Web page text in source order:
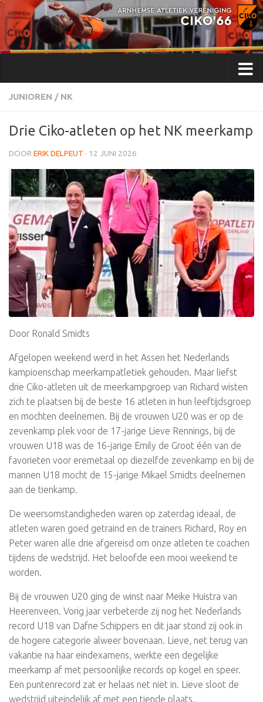
Doorgaan naar inhoud
JUNIOREN / NK
Drie Ciko-atleten op het NK meerkamp
DOOR ERIK DELPEUT · 12 JUNI 2026
Door Ronald Smidts
Afgelopen weekend werd in het Assen het Nederlands
kampioenschap meerkampatletiek gehouden. Maar liefst
drie Ciko-atleten uit de meerkampgroep van Richard wisten
zich te plaatsen bij de beste 16 atleten in hun leeftijdsgroep
en mochten deelnemen. Bij de vrouwen U20 was er op de
zevenkamp plek voor de 17-jarige Lieve Rennings, bij de
vrouwen U18 was de 16-jarige Emily de Groot één van de
favorieten voor eremetaal op diezelfde zevenkamp en bij de
mannen U18 mocht de 15-jarige Mikael Smidts deelnemen
aan de tienkamp.
De weersomstandigheden waren op zaterdag ideaal, de
atleten waren goed getraind en de trainers Richard, Roy en
Peter waren alle drie afgereisd om onze atleten te coachen
tijdens de wedstrijd. Het beloofde een mooi weekend te
worden.
Bij de vrouwen U20 ging de winst naar Meike Huistra van
Heerenveen. Vorig jaar verbeterde zij nog het Nederlands
record U18 van Dafne Schippers en dit jaar stond zij ook in
de hogere categorie alweer bovenaan. Lieve, net terug van
vakantie na haar eindexamens, werkte een degelijke
meerkamp af met persoonlijke records op kogel en speer.
Een puntenrecord zat er helaas net niet in. Lieve sloot de
wedstrijd uiteindelijk af met een tiende plaats.